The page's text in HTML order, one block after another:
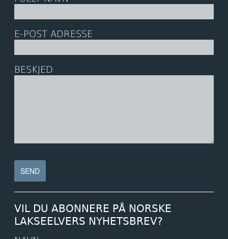
E-POST ADRESSE
BESKJED
VIL DU ABONNERE PÅ NORSKE
LAKSEELVERS NYHETSBREV?